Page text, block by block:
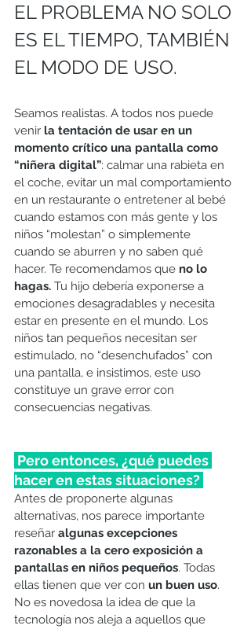
EL PROBLEMA NO SOLO
ES EL TIEMPO, TAMBIÉN
EL MODO DE USO.
Seamos realistas. A todos nos puede
venir la tentación de usar en un
momento crítico una pantalla como
“niñera digital”: calmar una rabieta en
el coche, evitar un mal comportamiento
en un restaurante o entretener al bebé
cuando estamos con más gente y los
niños “molestan” o simplemente
cuando se aburren y no saben qué
hacer. Te recomendamos que no lo
hagas. Tu hijo debería exponerse a
emociones desagradables y necesita
estar en presente en el mundo. Los
niños tan pequeños necesitan ser
estimulado, no “desenchufados” con
una pantalla, e insistimos, este uso
constituye un grave error con
consecuencias negativas.
hacer en estas situaciones?
Antes de proponerte algunas
alternativas, nos parece importante
reseñar algunas excepciones
razonables a la cero exposición a
pantallas en niños pequeños. Todas
ellas tienen que ver con un buen uso.
No es novedosa la idea de que la
tecnología nos aleja a aquellos que